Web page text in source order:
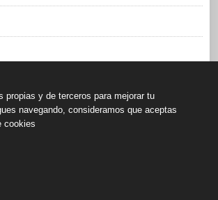
propias y de terceros para mejorar tu
navegando, consideramos que aceptas
cookies